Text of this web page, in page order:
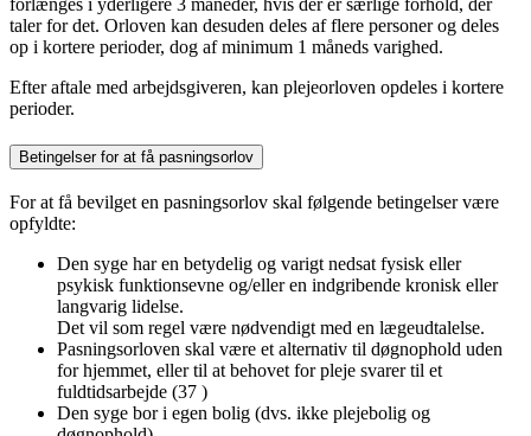
forlænges i yderligere 3 måneder, hvis der er særlige forhold, der
taler for det. Orloven kan desuden deles af flere personer og deles
op i kortere perioder, dog af minimum 1 måneds varighed.
Efter aftale med arbejdsgiveren, kan plejeorloven opdeles i kortere
perioder.
Betingelser for at få pasningsorlov
For at få bevilget en pasningsorlov skal følgende betingelser være
opfyldte:
Den syge har en betydelig og varigt nedsat fysisk eller
psykisk funktionsevne og/eller en indgribende kronisk eller
langvarig lidelse.
Det vil som regel være nødvendigt med en lægeudtalelse.
Pasningsorloven skal være et alternativ til døgnophold uden
for hjemmet, eller til at behovet for pleje svarer til et
fuldtidsarbejde (37 )
Den syge bor i egen bolig (dvs. ikke plejebolig og